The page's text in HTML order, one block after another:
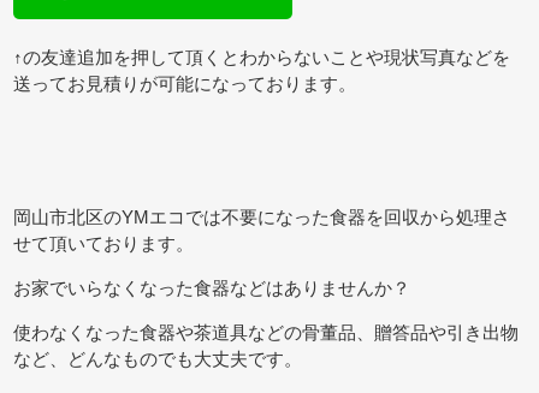
↑の友達追加を押して頂くとわからないことや現状写真などを
送ってお見積りが可能になっております。
岡山市北区のYMエコでは不要になった食器を回収から処理さ
せて頂いております。
お家でいらなくなった食器などはありませんか？
使わなくなった食器や茶道具などの骨董品、贈答品や引き出物
など、どんなものでも大丈夫です。